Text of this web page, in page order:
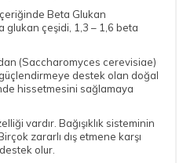
Beta Glukan
glukan çeşidi, 1,3 – 1,6 beta
(Saccharomyces cerevisiae)
destek olan doğal
hissetmesini sağlamaya
vardır. Bağışıklık sisteminin
zararlı dış etmene karşı
olur.